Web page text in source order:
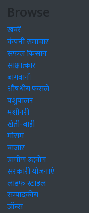
Browse
खबरें
कंपनी समाचार
सफल किसान
साक्षात्कार
बागवानी
औषधीय फसलें
पशुपालन
मशीनरी
खेती-बाड़ी
मौसम
बाजार
ग्रामीण उद्द्योग
सरकारी योजनाएं
लाइफ स्टाइल
सम्पादकीय
जॉब्स